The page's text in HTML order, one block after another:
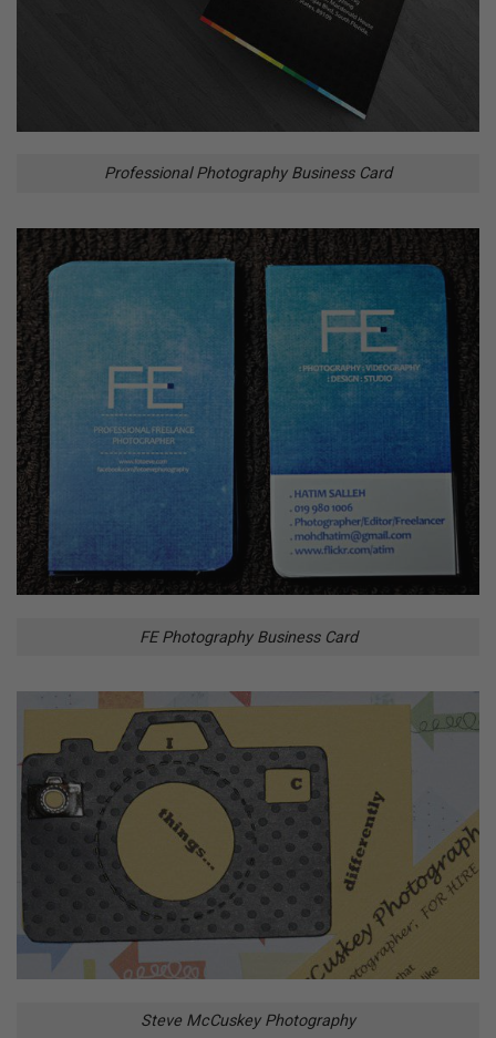
Professional Photography Business Card
FE Photography Business Card
Steve McCuskey Photography